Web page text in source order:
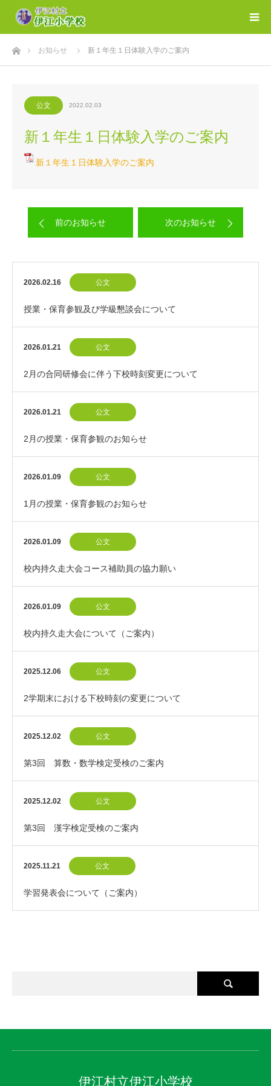
ホームお知らせ 新１年生１日体験入学のご案内
公文 2022.02.03
新１年生１日体験入学のご案内
新１年生１日体験入学のご案内
前のお知らせ 次のお知らせ
2026.02.16 公文
授業・保育参観及び学級懇談会について
2026.01.21 公文
2月の合同研修会に伴う下校時刻変更について
2026.01.21 公文
2月の授業・保育参観のお知らせ
2026.01.09 公文
1月の授業・保育参観のお知らせ
2026.01.09 公文
校内持久走大会コース補助員の協力願い
2026.01.09 公文
校内持久走大会について（ご案内）
2025.12.06 公文
2学期末における下校時刻の変更について
2025.12.02 公文
第3回 算数・数学検定受検のご案内
2025.12.02 公文
第3回 漢字検定受検のご案内
2025.11.21 公文
学習発表会について（ご案内）
伊江村立伊江小学校